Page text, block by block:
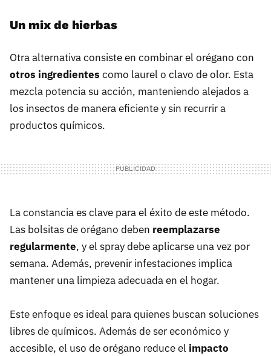
Un mix de hierbas
Otra alternativa consiste en combinar el orégano con
otros ingredientes como laurel o clavo de olor. Esta
mezcla potencia su acción, manteniendo alejados a
los insectos de manera eficiente y sin recurrir a
productos químicos.
La constancia es clave para el éxito de este método.
Las bolsitas de orégano deben reemplazarse
regularmente, y el spray debe aplicarse una vez por
semana. Además, prevenir infestaciones implica
mantener una limpieza adecuada en el hogar.
Este enfoque es ideal para quienes buscan soluciones
libres de químicos. Además de ser económico y
accesible, el uso de orégano reduce el impacto